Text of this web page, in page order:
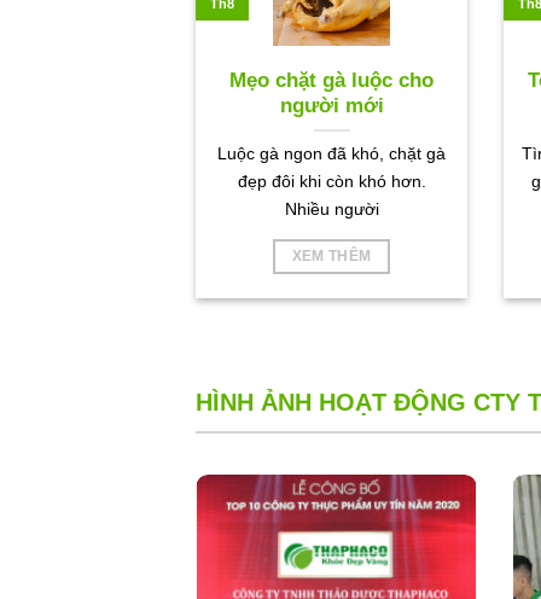
Mẹo chặt gà luộc cho
người mới
Luộc gà ngon đã khó, chặt gà
đẹp đôi khi còn khó hơn.
Nhiều người
XEM THÊM
Th8 Th8
HÌNH ẢNH HOẠT ĐỘNG CTY